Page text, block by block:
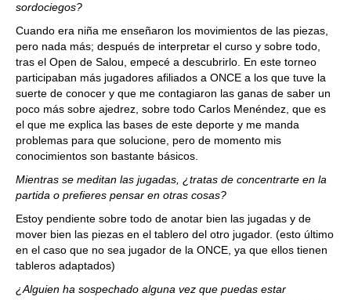
sordociegos?
Cuando era niña me enseñaron los movimientos de las piezas,
pero nada más; después de interpretar el curso y sobre todo,
tras el Open de Salou, empecé a descubrirlo. En este torneo
participaban más jugadores afiliados a ONCE a los que tuve la
suerte de conocer y que me contagiaron las ganas de saber un
poco más sobre ajedrez, sobre todo Carlos Menéndez, que es
el que me explica las bases de este deporte y me manda
problemas para que solucione, pero de momento mis
conocimientos son bastante básicos.
Mientras se meditan las jugadas, ¿tratas de concentrarte en la
partida o prefieres pensar en otras cosas?
Estoy pendiente sobre todo de anotar bien las jugadas y de
mover bien las piezas en el tablero del otro jugador. (esto último
en el caso que no sea jugador de la ONCE, ya que ellos tienen
tableros adaptados)
¿Alguien ha sospechado alguna vez que puedas estar